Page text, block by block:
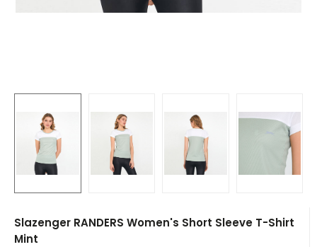
Slazenger RANDERS Women's Short Sleeve T-Shirt
Mint